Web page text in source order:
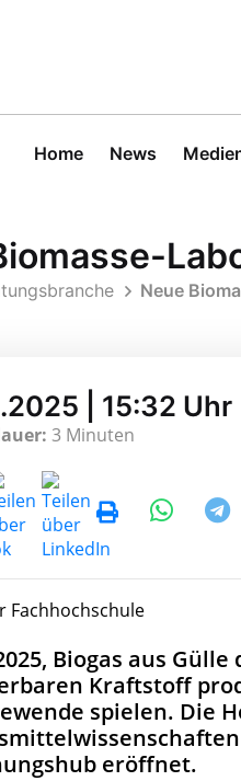
Home News
Neue
| 15:32
3 Minuten
Biogas aus
Kraftstoff
spielen. Die
eröffnet.